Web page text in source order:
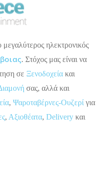
μεγαλύτερος ηλεκτρονικός
. Στόχος μας είναι να
σε Ξενοδοχεία και
σας, αλλά και
, Ψαροταβέρνες-Ουζερί για
, Αξιοθέατα, Delivery και